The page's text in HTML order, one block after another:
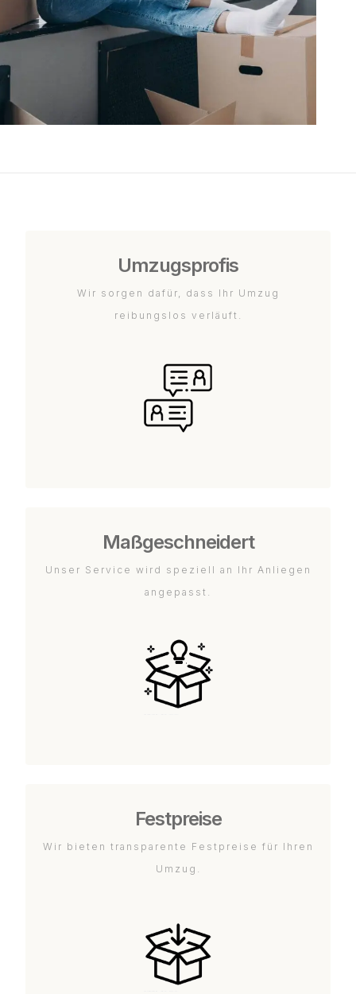
Umzugsprofis
Wir sorgen dafür, dass Ihr Umzug
reibungslos verläuft.
Maßgeschneidert
Unser Service wird speziell an Ihr Anliegen
angepasst.
Festpreise
Wir bieten transparente Festpreise für Ihren
Umzug.